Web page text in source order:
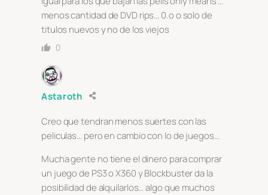
menos cantidad de DVD rips… 0.o o solo de
titulos nuevos y no de los viejos
0
Astaroth
Creo que tendran menos suertes con las
peliculas… pero en cambio con lo de juegos…
Mucha gente no tiene el dinero para comprar
un juego de PS3 o X360 y Blockbuster da la
posibilidad de alquilarlos… algo que muchos